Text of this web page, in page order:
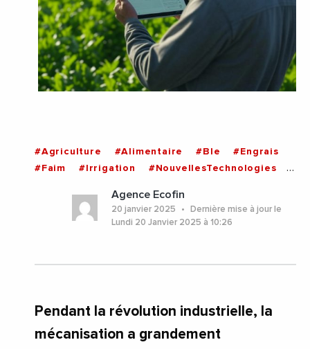
#Agriculture #Alimentaire #Ble
#Engrais
#Faim
#Irrigation
#NouvellesTechnologies
#Technologie
#Afrique
Agence Ecofin
20 janvier 2025
Dernière mise à jour le
Lundi 20 Janvier 2025 à 10:26
Pendant la révolution industrielle, la
mécanisation a grandement